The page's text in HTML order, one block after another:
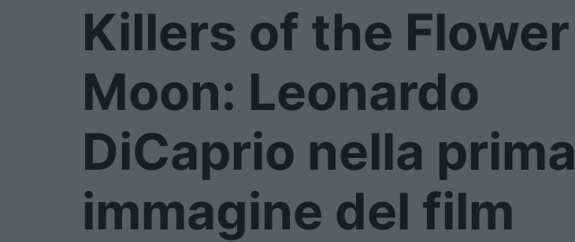
Killers of the Flower
Moon: Leonardo
DiCaprio nella prima
immagine del film